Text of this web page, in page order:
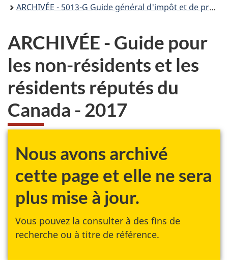
ARCHIVÉE - 5013-G Guide général d'impôt et de prestations pour les non-résidents et les résidents réputés du Canada
ARCHIVÉE - Guide pour
les non-résidents et les
résidents réputés du
Canada - 2017
Nous avons archivé
cette page et elle ne sera
plus mise à jour.
Vous pouvez la consulter à des fins de
recherche ou à titre de référence.